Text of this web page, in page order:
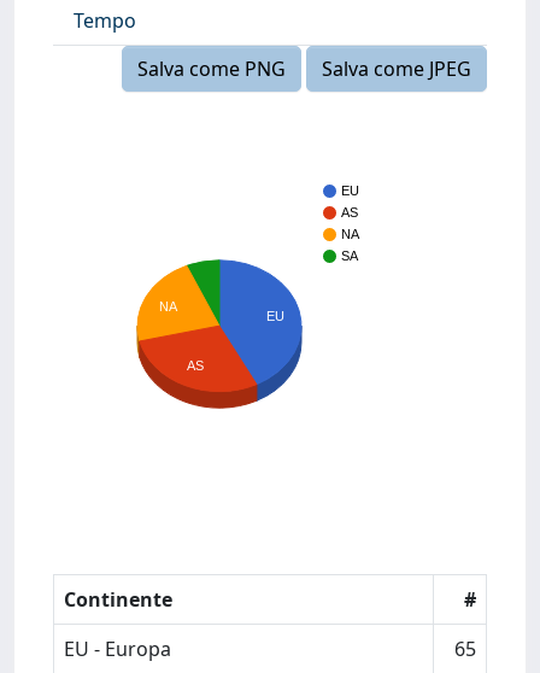
Tempo
Salva come PNG
Salva come JPEG
EU
AS
NA
SA
EU
NA
AS
Continente
#
EU - Europa
65